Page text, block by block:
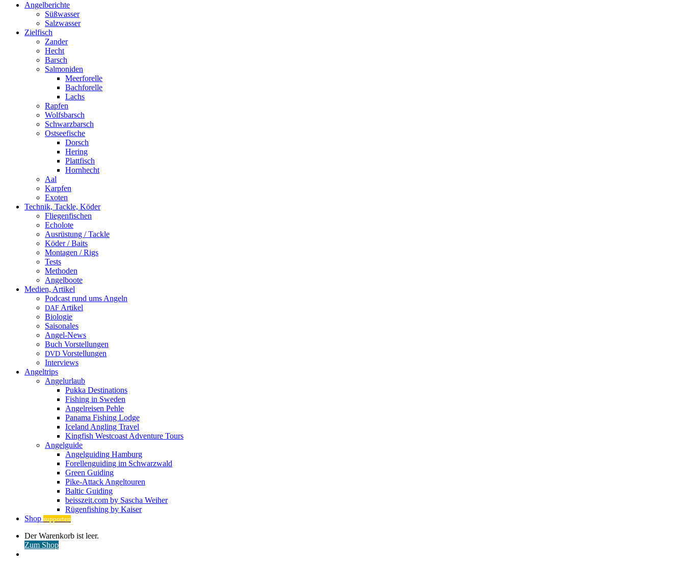
Angelberichte
Süßwasser
Salzwasser
Zielfisch
Zander
Hecht
Barsch
Salmoniden
Meerforelle
Bachforelle
Lachs
Rapfen
Wolfsbarsch
Schwarzbarsch
Ostseefische
Dorsch
Hering
Plattfisch
Hornhecht
Aal
Karpfen
Exoten
Technik, Tackle, Köder
Fliegenfischen
Echolote
Ausrüstung / Tackle
Köder / Baits
Montagen / Rigs
Tests
Methoden
Angelboote
Medien, Artikel
Podcast rund ums Angeln
DAF Artikel
Biologie
Saisonales
Angel-News
Buch Vorstellungen
DVD Vorstellungen
Interviews
Angeltrips
Angelurlaub
Pukka Destinations
Fishing in Sweden
Angelreisen Pehle
Panama Fishing Lodge
Iceland Angling Travel
Kingfish Westcoast Adventure Tours
Angelguide
Angelguiding Hamburg
Forellenguiding im Schwarzwald
Green Guiding
Pike-Attack Angeltouren
Baltic Guiding
beisszeit.com by Sascha Weiher
Rügenfishing by Kaiser
Shop supporten
Warenkorb
ansehen
Der Warenkorb ist leer.
Zum Shop